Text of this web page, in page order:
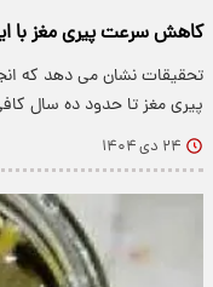
کاهش سرعت پیری مغز با
تحقیقات نشان می‌ دهد که
پیری مغز تا حدود ده سال کافی
۲۴ دی ۱۴۰۴